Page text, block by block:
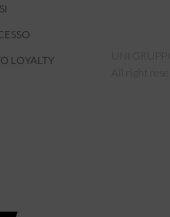
LOYALTY